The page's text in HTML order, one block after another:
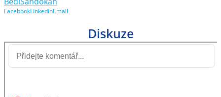
FacebookLinkedinEmail
Diskuze